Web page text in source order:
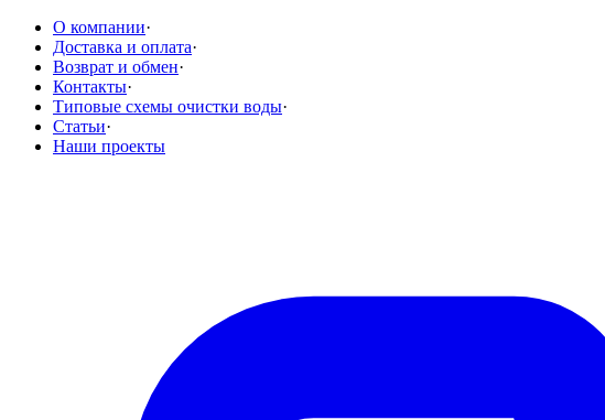
О компании·
Доставка и оплата·
Возврат и обмен·
Контакты·
Типовые схемы очистки воды·
Статьи·
Наши проекты